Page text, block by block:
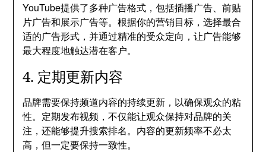
YouTube提供了多种广告格式，包括插播广告、前贴
片广告和展示广告等。根据你的营销目标，选择最合
适的广告形式，并通过精准的受众定向，让广告能够
最大程度地触达潜在客户。
4. 定期更新内容
品牌需要保持频道内容的持续更新，以确保观众的粘
性。定期发布视频，不仅能让观众保持对品牌的关
注，还能够提升搜索排名。内容的更新频率不必太
高，但一定要保持一致性。